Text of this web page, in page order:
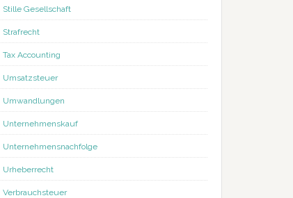
Stille Gesellschaft
Strafrecht
Tax Accounting
Umsatzsteuer
Umwandlungen
Unternehmenskauf
Unternehmensnachfolge
Urheberrecht
Verbrauchsteuer